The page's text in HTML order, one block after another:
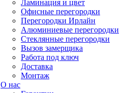
Ламинация и цвет
Офисные перегородки
Перегородки Ирлайн
Алюминиевые перегородки
Стеклянные перегородки
Вызов замерщика
Работа под ключ
Доставка
Монтаж
О нас